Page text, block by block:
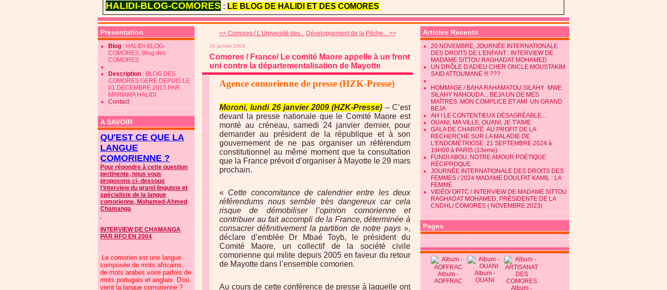
HALIDI-BLOG-COMORES : LE BLOG DE HALIDI ET DES COMORES
Presentation
Blog : HALIDI-BLOG-
COMORES, Blog des
COMORES
Description : BLOG DES
COMORES GERE DEPUIS LE
01 DECEMBRE 2013 PAR
MARIAMA HALIDI
Contact
A SAVOIR
QU'EST CE QUE LA
LANGUE
COMORIENNE ?
Pour répondre à cette question
pertinente, nous vous
proposons ci- dessous
l'interview du grand linguiste et
spécialiste de la langue
comorienne, Mohamed-Ahmed
Chamanga
INTERVIEW DE CHAMANGA
PAR RFO EN 2004
Le comorien est une langue
composée de mots africains,
de mots arabes voire parfois de
mots portugais et anglais. D'où
vient la langue comorienne ?
<< Comores / L’Université des... Développement de la Pêche... >>
26 janvier 2009
Comores / France/ Le comité Maore appelle à un front
uni contre la départementalisation de Mayotte
Agence comorienne de presse (HZK-Presse)
Moroni, lundi 26 janvier 2009 (HZK-Presse) – C’est
devant la presse nationale que le Comité Maore est
monté au créneau, samedi 24 janvier dernier, pour
demander au président de la république et à son
gouvernement de ne pas organiser un référendum
constitutionnel au même moment que la consultation
que la France prévoit d’organiser à Mayotte le 29 mars
prochain.
« Cette concomitance de calendrier entre les deux
référendums nous semble très dangereux car cela
risque de démobiliser l’opinion comorienne et
contribuer au fait accompli de la France, déterminée à
consacrer définitivement la partition de notre pays»,
déclare d’emblée Dr Mbaé Toyb, le président du
Comité Maore, un collectif de la société civile
comorienne qui milite depuis 2005 en faveur du retour
de Mayotte dans l’ensemble comorien.
Au cours de cette conférence de presse à laquelle ont
Articles Recents
20 NOVEMBRE, JOURNÉE INTERNATIONALE
DES DROITS DE L'ENFANT : INTERVIEW DE
MADAME SITTOU RAGHADAT MOHAMED
UN DRÔLE D'ADIEU CHER ONCLE MOUSTAKIM
SAID ATTOUMANE !!! ???
HOMMAGE / BAHA RAHAMATOU SILAHY MWE
SILAHY NAHOUDA... BEJA UN DE MES
MAÎTRES MON COMPLICE ET AMI UN GRAND
BEJA
AH ! LE CONTENTIEUX DÉSAGRÉABLE...
OUANI, MA VILLE, OUANI, JE T'AIME
GALA DE CHARITÉ AU PROFIT DE LA
RECHERCHE SUR LA MALADIE DE
L'ENDOMÉTRIOSE 21 SEPTEMBRE 2024 à
19H00 à PARIS (13eme)
FUNDI ABOU, NOTRE AMOUR POÉTIQUE
RÉCIPROQUE
JOURNÉE INTERNATIONALE DES DROITS DES
FEMMES / 2024 MADAME DOULFAT KAMIL : LA
FEMME
VIDÉO/ ORTC / INTERVIEW DE MADAME SITTOU
RAGHADAT MOHAMED, PRÉSIDENTE DE LA
CNDHL/ COMORES ( NOVEMBRE 2023)
Pages
Album -
AOFFRAC
Album -
OUANI
Album -